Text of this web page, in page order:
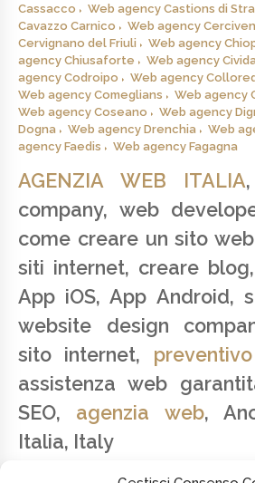
Cassacco
Web agency Castions di
Cavazzo Carnico
Web agency
Cervignano del Friuli
Web agency
agency Chiusaforte
Web agency
agency Codroipo
Web agency
Web agency Comeglians
Web agency
Web agency Coseano
Web agency
Dogna
Web agency Drenchia Web
agency Faedis
Web agency Fagagna
AGENZIA WEB ITALIA
company, web
come creare un sito
siti internet, creare
App iOS, App Android,
website design
sito internet,
assistenza web
SEO, agenzia web,
Italia, Italy